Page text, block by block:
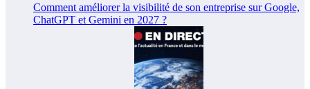
Comment améliorer la visibilité de son entreprise sur Google,
ChatGPT et Gemini en 2027 ?